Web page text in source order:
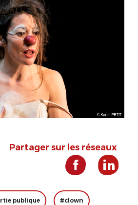
Partager sur les réseaux
publique #clown